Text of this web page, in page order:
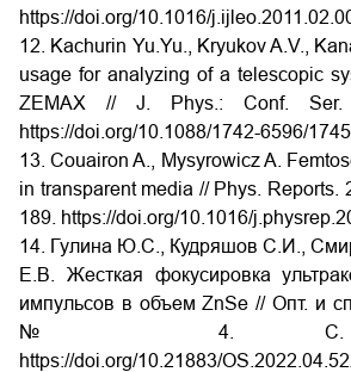
https://doi.org/10.1016/
12. Kachurin Yu.Yu., Kryukov A.V.,
usage for analyzing of a telescopic
ZEMAX // J. Phys.: Conf. Ser.
https://doi.org/10.1088/1742-6596/
13. Couairon A., Mysyrowicz A.
in transparent media // Phys. Reports.
189. https://doi.org/10.1016/
14. Гулина Ю.С., Кудряшов С.И.,
Е.В. Жесткая фокусировка
импульсов в объем ZnSe // Опт. и
№ 4. С.
https://doi.org/10.21883/